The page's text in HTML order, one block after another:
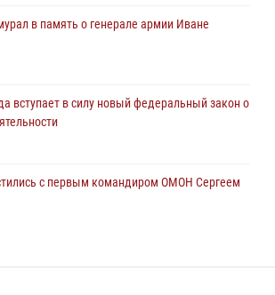
противоправные действия и защитили
знакомого
в память о генерале армии Иване
вступает в силу новый федеральный закон о
с первым командиром ОМОН Сергеем